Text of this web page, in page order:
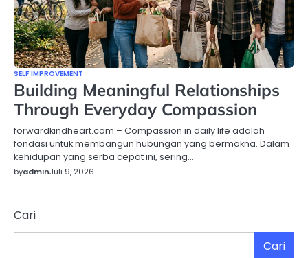
SELF IMPROVEMENT
Building Meaningful Relationships
Through Everyday Compassion
forwardkindheart.com – Compassion in daily life adalah
fondasi untuk membangun hubungan yang bermakna. Dalam
kehidupan yang serba cepat ini, sering…
byadminJuli 9, 2026
Cari
Cari